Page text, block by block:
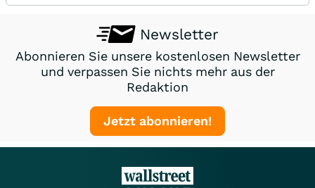
Newsletter
Abonnieren Sie unsere kostenlosen Newsletter
und verpassen Sie nichts mehr aus der
Redaktion
Jetzt abonnieren!